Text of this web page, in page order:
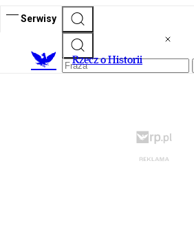
Serwisy
Rzecz o Historii